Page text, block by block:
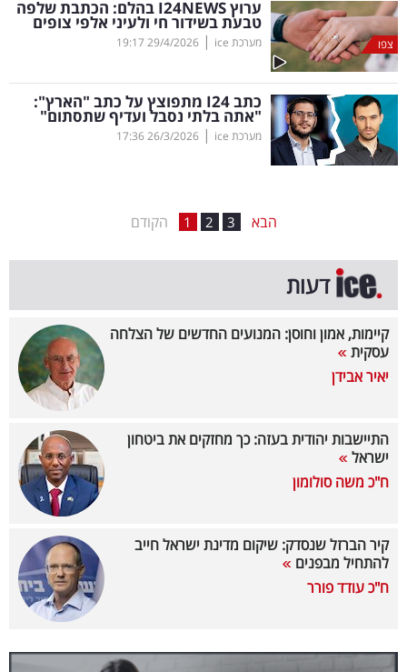
בריאות
תרבות
ופנאי
תיירות
המילון
הכלכלי
פודקאסט
40
ניוזלטרים
צפו
ערוץ I24NEWS בהלם: הכתבת שלפה
טבעת בשידור חי ולעיני אלפי צופים
מערכת ice |
29/4/2026
19:17
כתב I 24 מתפוצץ על כתב "הארץ":
"אתה בלתי נסבל ועדיף שתסתום"
מערכת ice |
26/3/2026
17:36
הקודם 1 2 3 הבא
דעות
קיימות, אמון וחוסן: המנועים החדשים של הצלחה
עסקית
יאיר אבידן
התיישבות יהודית בעזה: כך מחזקים את ביטחון
ישראל
ח"כ משה סולומון
קיר הברזל שנסדק: שיקום מדינת ישראל חייב
להתחיל מבפנים
ח"כ עודד פורר